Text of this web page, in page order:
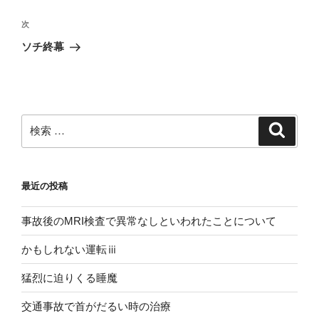
ビ
ゲ
ン
投
稿
次
の
次
ソチ終幕
検
索:
最近の投稿
事故後のMRI検査で異常なしといわれたことについて
かもしれない運転ⅲ
猛烈に迫りくる睡魔
交通事故で首がだるい時の治療